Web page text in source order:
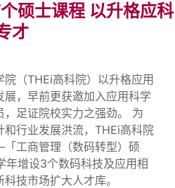
硕士课程 以升格应科
才
（THEi高科院）以升格应用
，早前更获邀加入应用科学
足证院校实力之强劲。 为
和行业发展洪流，THEi高科院
工商管理（数码转型）硕
增设3个数码科技及应用相
技市场扩大人才库。